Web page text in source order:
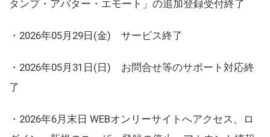
タンプ・アバター・エモート」の追加登録受付終了
・2026年05月29日(金) サービス終了
・2026年05月31日(日) お問合せ等のサポート対応終
了
・2026年6月末日 WEBオンリーサイトへアクセス、ロ